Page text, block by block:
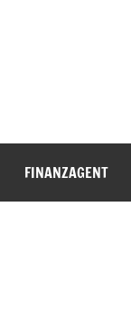
FINANZAGENT